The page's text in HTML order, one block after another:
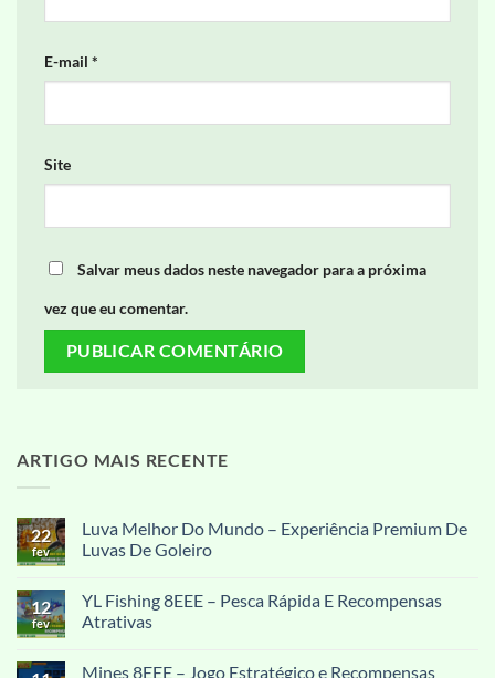
E-mail *
Site
Salvar meus dados neste navegador para a próxima
vez que eu comentar.
ARTIGO MAIS RECENTE
22
fev
Luva Melhor Do Mundo – Experiência Premium De
Luvas De Goleiro
em
Luva
Melhor
–
12
fev
YL Fishing 8EEE – Pesca Rápida E Recompensas
Atrativas
em
Mines 8EEE – Jogo Estratégico e Recompensas